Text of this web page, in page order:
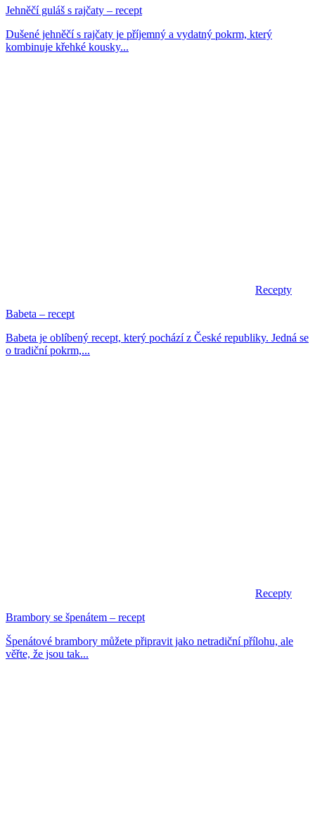
Jehněčí guláš s rajčaty – recept
Dušené jehněčí s rajčaty je příjemný a vydatný pokrm, který
kombinuje křehké kousky...
Recepty
Babeta – recept
Babeta je oblíbený recept, který pochází z České republiky. Jedná se
o tradiční pokrm,...
Recepty
Brambory se špenátem – recept
Špenátové brambory můžete připravit jako netradiční přílohu, ale
věřte, že jsou tak...